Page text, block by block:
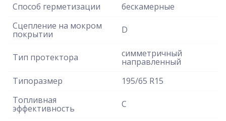
Способ герметизации
бескамерные
Сцепление на мокром
покрытии D
Тип протектора симметричный
направленный
Типоразмер
195/65 R15
Топливная
эффективность C